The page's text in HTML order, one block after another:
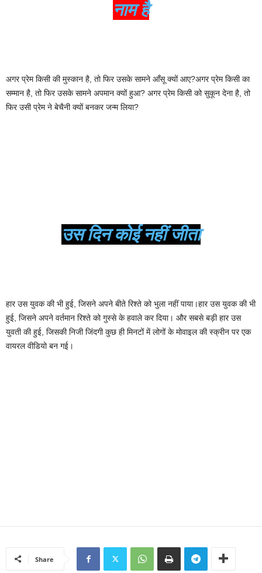
नाम है
अगर प्रेम किसी की मुस्कान है, तो फिर उसके सामने आँसू क्यों आए?अगर प्रेम किसी का
सम्मान है, तो फिर उसके सामने अपमान क्यों हुआ? अगर प्रेम किसी को सुकून देना है, तो
फिर उसी प्रेम ने बेचैनी क्यों बनकर जन्म लिया?
उस दिन कोई नहीं जीता
हार उस युवक की भी हुई, जिसने अपने बीते रिश्ते को भुला नहीं पाया।हार उस युवक की भी
हुई, जिसने अपने वर्तमान रिश्ते को गुस्से के हवाले कर दिया। और सबसे बड़ी हार उस
युवती की हुई, जिसकी निजी जिंदगी कुछ ही मिनटों में लोगों के मोवाइल की स्क्रीन पर एक
वायरल वीडियो बन गई।
Share